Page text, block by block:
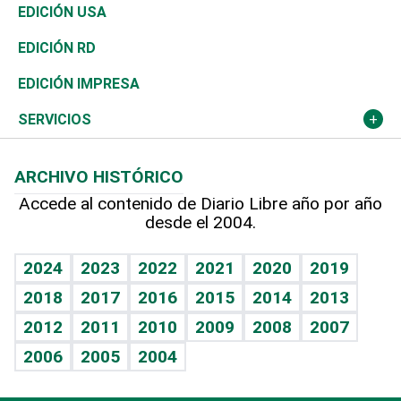
Reportajes
África
Ocenanía
Caribe
Resto del mundo
Vivienda
Telecom.
Global y variable
Economía personal
Buena Vida
Sociales
Novedades
Podcast Arte Libre
Hablando con el pediatra
Vida y familia
Eñe
Celebrando la vida
Sin complejos
Ciclismo
Tenis
Olimpismo
Más deportes
Línea de hit
TBT Deportivo
En Directo
El Espía
Noticiero Poteleche
Columnistas
Más firmas
Tecnología
Historia
Martes de tecnología
Cambio climático
Economía
Revista
Deportes
Opinión
Hecho en casa
Guía del dinero
EDICIÓN USA
EDICIÓN RD
EDICIÓN IMPRESA
SERVICIOS
Cumpleaños
Horóscopos
Crucigramas
ARCHIVO HISTÓRICO
Accede al contenido de Diario Libre año por año
desde el 2004.
2024 2023 2022 2021 2020
2019
2018
2017 2016 2015 2014
2013
2012
2011 2010 2009 2008
2007
2006
2005 2004